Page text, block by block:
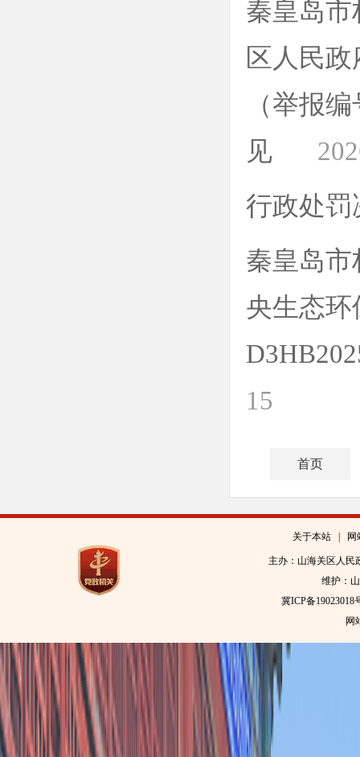
秦皇岛
区人民
（举报
见
行政处
秦皇岛
央生态
15
首页
关于本站 网
主办：山海关区人
维护：
冀ICP备19023018
网